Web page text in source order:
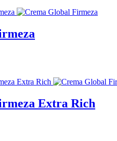
Extra Rich